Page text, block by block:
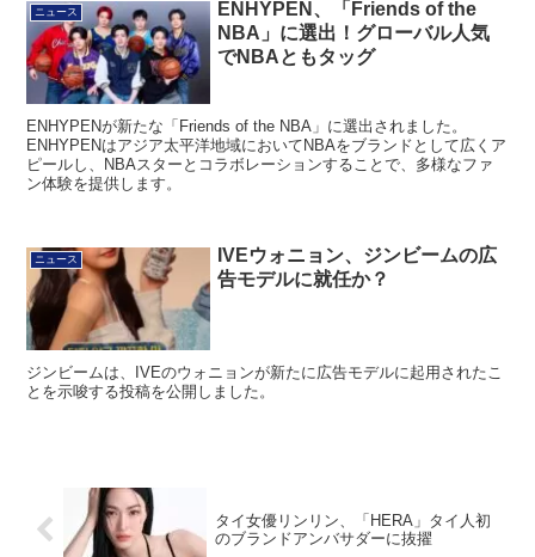
ニュース
ENHYPEN、「Friends of the
NBA」に選出！グローバル人気
でNBAともタッグ
ENHYPENが新たな「Friends of the NBA」に選出されました。
ENHYPENはアジア太平洋地域においてNBAをブランドとして広くア
ピールし、NBAスターとコラボレーションすることで、多様なファ
ン体験を提供します。
ニュース
IVEウォニョン、ジンビームの広
告モデルに就任か？
ジンビームは、IVEのウォニョンが新たに広告モデルに起用されたこ
とを示唆する投稿を公開しました。
タイ女優リンリン、「HERA」タイ人初
のブランドアンバサダーに抜擢